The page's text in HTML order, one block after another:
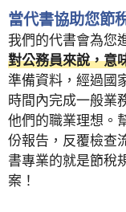
當代書協助您節
我們的代書會為您
對公務員來說，意
準備資料，經過國
時間內完成一般業
他們的職業理想。
份報告，反覆檢查
書專業的就是節稅
案！